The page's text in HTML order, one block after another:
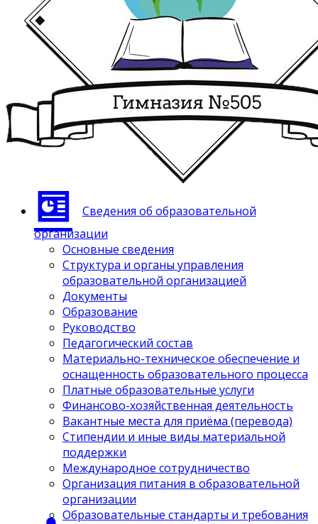
Сведения об образовательной
организации
Основные сведения
Структура и органы управления
образовательной организацией
Документы
Образование
Руководство
Педагогический состав
Материально-техническое обеспечение и
оснащенность образовательного процесса
Платные образовательные услуги
Финансово-хозяйственная деятельность
Вакантные места для приёма (перевода)
Стипендии и иные виды материальной
поддержки
Международное сотрудничество
Организация питания в образовательной
организации
Образовательные стандарты и требования